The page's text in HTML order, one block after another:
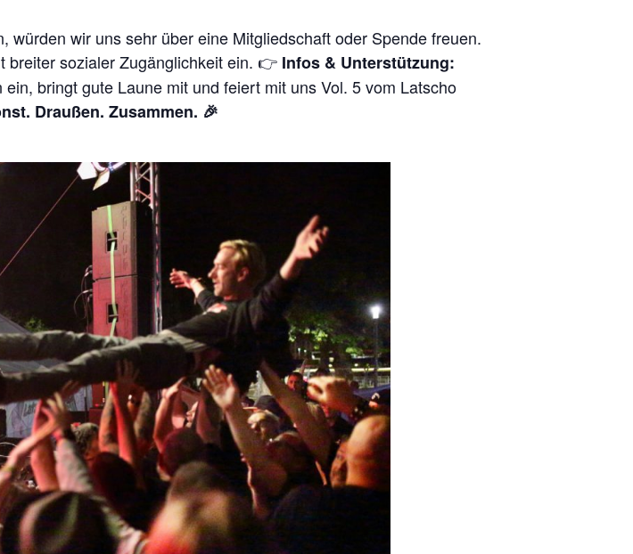
wir uns sehr über eine Mitgliedschaft oder Spende freuen.
breiter sozialer Zugänglichkeit ein. 👉 Infos & Unterstützung:
ein, bringt gute Laune mit und feiert mit uns Vol. 5 vom Latscho
Draußen. Zusammen. 🎉